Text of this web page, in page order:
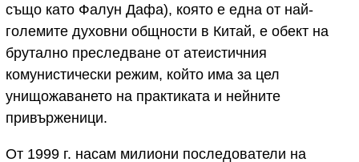
също като Фалун Дафа), която е една от най-
големите духовни общности в Китай, е обект на
брутално преследване от атеистичния
комунистически режим, който има за цел
унищожаването на практиката и нейните
привърженици.
От 1999 г. насам милиони последователи на